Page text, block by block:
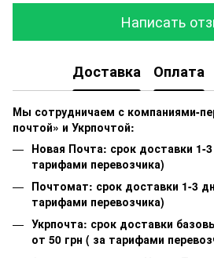
Написать
Доставка Оплата
Мы сотрудничаем с компаниями-
почтой» и Укрпочтой:
Новая Почта: срок доставки 1-
тарифами перевозчика)
Почтомат: срок доставки 1-3
тарифами перевозчика)
Укрпочта: срок доставки
от 50 грн ( за тарифами